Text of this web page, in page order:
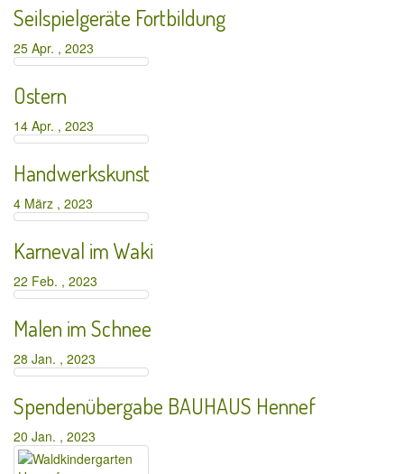
Seilspielgeräte Fortbildung
25 Apr. , 2023
Ostern
14 Apr. , 2023
Handwerkskunst
4 März , 2023
Karneval im Waki
22 Feb. , 2023
Malen im Schnee
28 Jan. , 2023
Spendenübergabe BAUHAUS Hennef
20 Jan. , 2023